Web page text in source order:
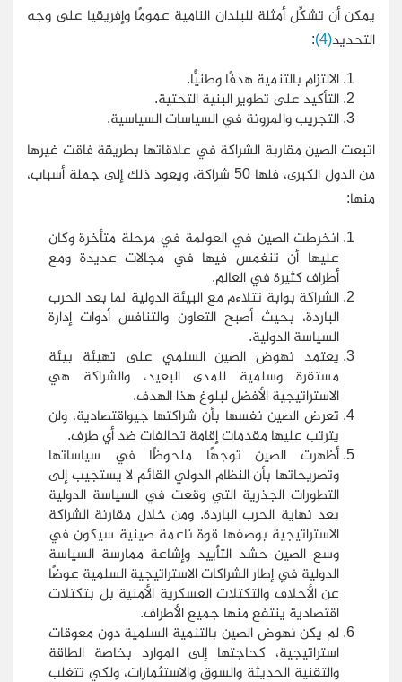
يمكن أن تشكِّل أمثلة للبلدان النامية عمومًا وإفريقيا على وجه
التحديد(4)
:
الالتزام بالتنمية هدفًا وطنيًّا.
التأكيد على تطوير البنية التحتية.
التجريب والمرونة في السياسات السياسية.
اتبعت الصين مقاربة الشراكة في علاقاتها بطريقة فاقت غيرها
من الدول الكبرى، فلها 50 شراكة، ويعود ذلك إلى جملة أسباب،
منها:
انخرطت الصين في العولمة في مرحلة متأخرة وكان
عليها أن تنغمس فيها في مجالات عديدة ومع
أطراف كثيرة في العالم.
الشراكة بوابة تتلاءم مع البيئة الدولية لما بعد الحرب
الباردة، بحيث أصبح التعاون والتنافس أدوات إدارة
السياسة الدولية.
يعتمد نهوض الصين السلمي على تهيئة بيئة
مستقرة وسلمية للمدى البعيد، والشراكة هي
الاستراتيجية الأفضل لبلوغ هذا الهدف.
تعرض الصين نفسها بأن شراكتها جيواقتصادية، ولن
يترتب عليها مقدمات إقامة تحالفات ضد أي طرف.
أظهرت الصين توجهًا ملحوظًا في سياساتها
وتصريحاتها بأن النظام الدولي القائم لا يستجيب إلى
التطورات الجذرية التي وقعت في السياسة الدولية
بعد نهاية الحرب الباردة. ومن خلال مقارنة الشراكة
الاستراتيجية بوصفها قوة ناعمة صينية سيكون في
وسع الصين حشد التأييد وإشاعة ممارسة السياسة
الدولية في إطار الشراكات الاستراتيجية السلمية عوضًا
عن الأحلاف والتكتلات العسكرية الأمنية بل بتكتلات
اقتصادية ينتفع منها جميع الأطراف.
لم يكن نهوض الصين بالتنمية السلمية دون معوقات
استراتيجية، كحاجتها إلى الموارد بخاصة الطاقة
والتقنية الحديثة والسوق والاستثمارات، ولكي تتغلب